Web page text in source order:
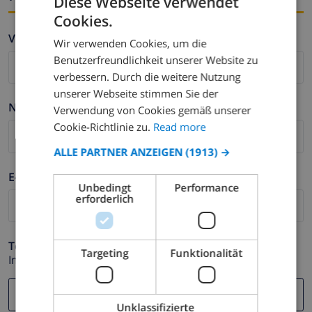
Vorname *
Nachname *
E-mail *
Telefonnummer *
Im Fall Ihre E-mail Adresse nicht korrekt funktioniert.
DUTCH
SPANISH
GERMAN
DANISH
NORWEGIAN
Cookies.
Wir verwenden Cookies, um die
Benutzerfreundlichkeit unserer Website zu
verbessern. Durch die weitere Nutzung
unserer Webseite stimmen Sie der
Verwendung von Cookies gemäß unserer
Cookie-Richtlinie zu. Read more
ALLE PARTNER ANZEIGEN (1913) →
Unbedingt
erforderlich
Performance
Targeting Funktionalität
Unklassifizierte